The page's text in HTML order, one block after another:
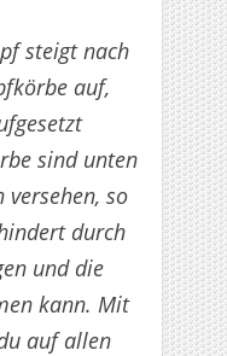
steigt nach
auf,
sind unten
so
durch
und die
kann. Mit
auf allen